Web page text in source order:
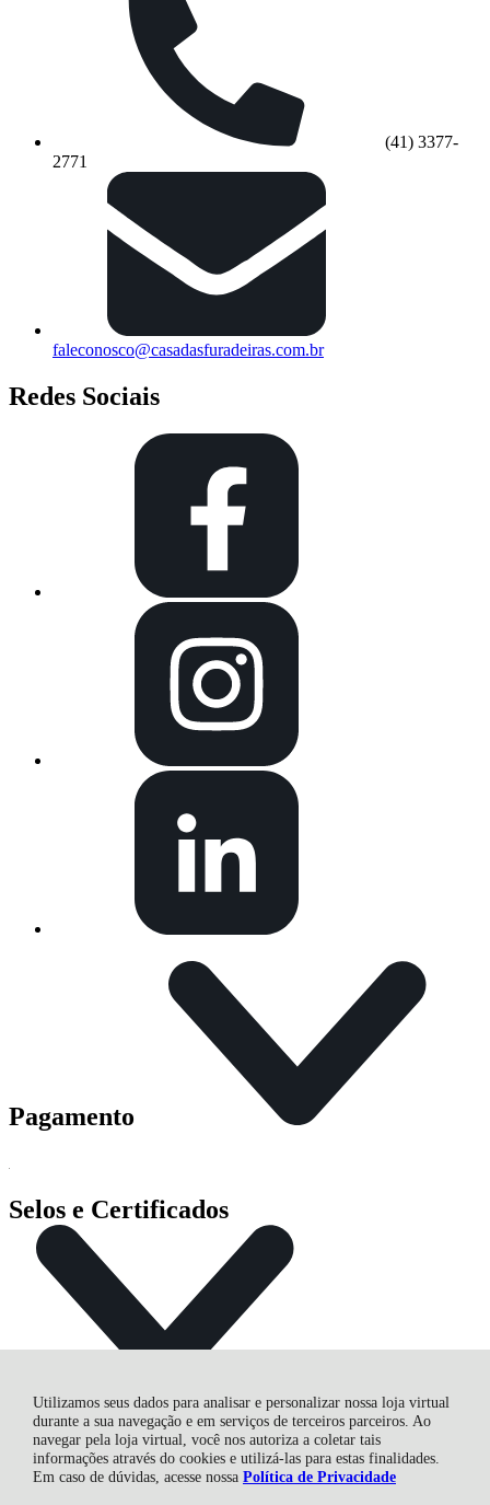
Utilizamos seus dados para analisar e personalizar nossa loja virtual
durante a sua navegação e em serviços de terceiros parceiros. Ao
navegar pela loja virtual, você nos autoriza a coletar tais
informações através do cookies e utilizá-las para estas finalidades.
Em caso de dúvidas, acesse nossa Política de Privacidade
(41) 3377-
2771
faleconosco@casadasfuradeiras.com.br
Redes Sociais
Pagamento
Selos e Certificados
CASA DAS FURADEIRAS FERTEMP COMERCIAL LTDA,
Av. Com. Franco - 6338 - Uberaba - 81560-000 - Curitiba - PR